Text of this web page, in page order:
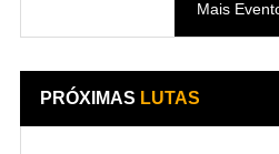
Mais
PRÓXIMAS LUTAS